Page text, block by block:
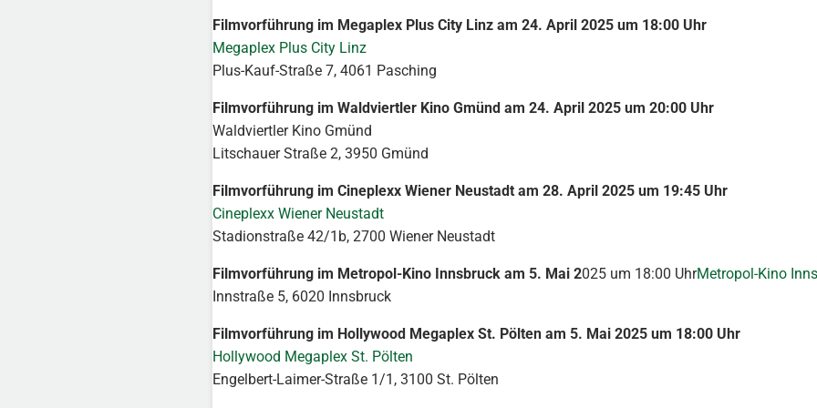
Filmvorführung im Megaplex Plus City Linz am 24. April 2025 um 18:00 Uhr
Megaplex Plus City Linz
Plus-Kauf-Straße 7, 4061 Pasching
Filmvorführung im Waldviertler Kino Gmünd am 24. April 2025 um 20:00 Uhr
Waldviertler Kino Gmünd
Litschauer Straße 2, 3950 Gmünd
Filmvorführung im Cineplexx Wiener Neustadt am 28. April 2025 um 19:45 Uhr
Cineplexx Wiener Neustadt
Stadionstraße 42/1b, 2700 Wiener Neustadt
Filmvorführung im Metropol-Kino Innsbruck am 5. Mai 2025 um 18:00 UhrMetropol-Kino
Innstraße 5, 6020 Innsbruck
Filmvorführung im Hollywood Megaplex St. Pölten am 5. Mai 2025 um 18:00 Uhr
Hollywood Megaplex St. Pölten
Engelbert-Laimer-Straße 1/1, 3100 St. Pölten